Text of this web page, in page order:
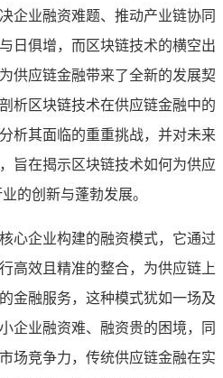
企业融资难题、推动产业链协同
日俱增，而区块链技术的横空出
供应链金融带来了全新的发展契
析区块链技术在供应链金融中的
析其面临的重重挑战，并对未来
旨在揭示区块链技术如何为供应
的创新与蓬勃发展。
心企业构建的融资模式，它通过
高效且精准的整合，为供应链上
金融服务，这种模式犹如一场及
企业融资难、融资贵的困境，同
场竞争力，传统供应链金融在实